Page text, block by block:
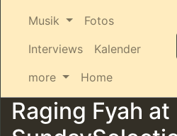
Musik
Fotos
Interviews
Kalender
more
Home
Raging Fyah at